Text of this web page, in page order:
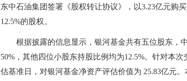
东中石油集团签署《股权转让协议》，以3.23亿元购
12.5%的股权。
根据披露的信息显示，银河基金共有五位股东，
50%，其他四位小股东持股比例均为12.5%。针对本
估基准日，对银河基金净资产评估价值为 25.83亿元